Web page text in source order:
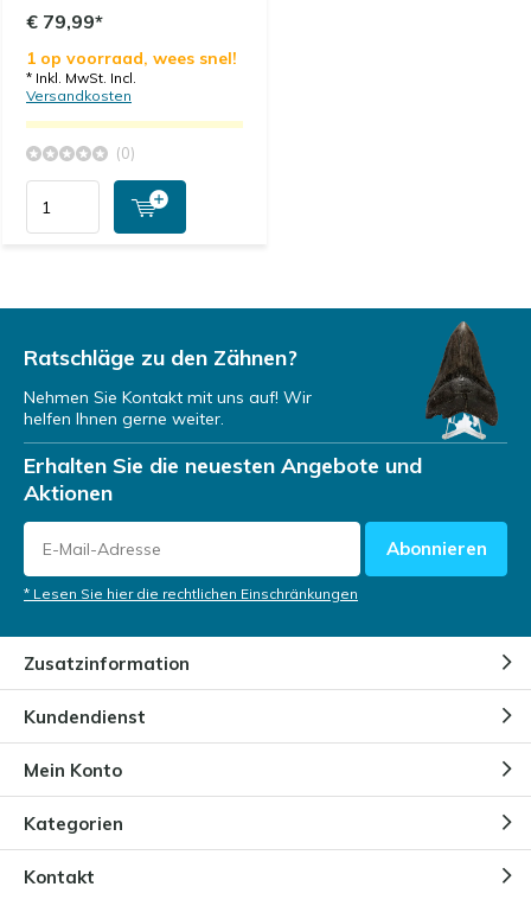
€ 79,99*
1 op voorraad, wees snel!
* Inkl. MwSt. Incl.
Versandkosten
(0)
Ratschläge zu den Zähnen?
Nehmen Sie Kontakt mit uns auf! Wir
helfen Ihnen gerne weiter.
Erhalten Sie die neuesten Angebote und
Aktionen
Abonnieren
* Lesen Sie hier die rechtlichen Einschränkungen
Zusatzinformation
Kundendienst
Mein Konto
Kategorien
Kontakt